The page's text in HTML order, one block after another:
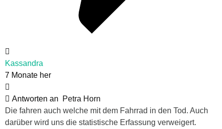
Kassandra
7 Monate her
Antworten an
Petra Horn
Die fahren auch welche mit dem Fahrrad in den Tod. Auch
darüber wird uns die statistische Erfassung verweigert.